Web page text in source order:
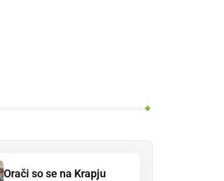
Orači so se na Krapju